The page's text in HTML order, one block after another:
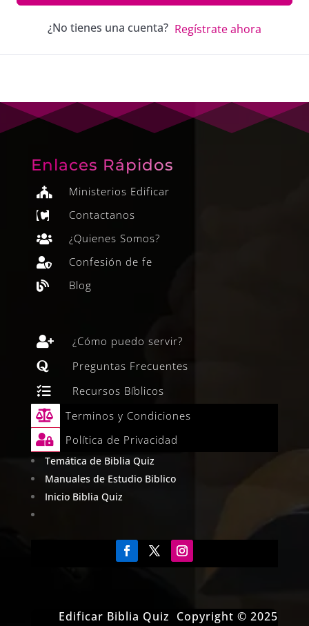
¿No tienes una cuenta? Regístrate ahora
Enlaces Rápidos
 Ministerios Edificar
 Contactanos
 ¿Quienes Somos?
 Confesión de fe
 Blog
 ¿Cómo puedo servir?
 Preguntas Frecuentes
 Recursos Bíblicos
 Terminos y Condiciones
 Política de Privacidad
Temática de Biblia Quiz
Manuales de Estudio Biblico
Inicio Biblia Quiz
Edificar Biblia Quiz Copyright © 2025